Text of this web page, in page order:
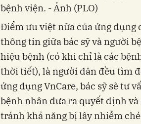
bệnh viện. - Ảnh (PLO)
Điểm ưu việt nữa của ứng dụng
thông tin giữa bác sỹ và người
hiệu bệnh (có khi chỉ là các
thời tiết), là người dân đều tìm
ứng dụng VnCare, bác sỹ sẽ tư
bệnh nhân đưa ra quyết định
tránh khả năng bị lây nhiễm